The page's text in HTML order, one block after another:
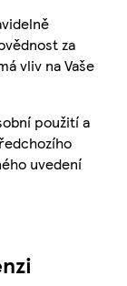
za
vliv na Vaše
použití a
uvedení